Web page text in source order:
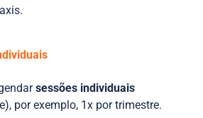
sessões individuais
por exemplo, 1x por trimestre.